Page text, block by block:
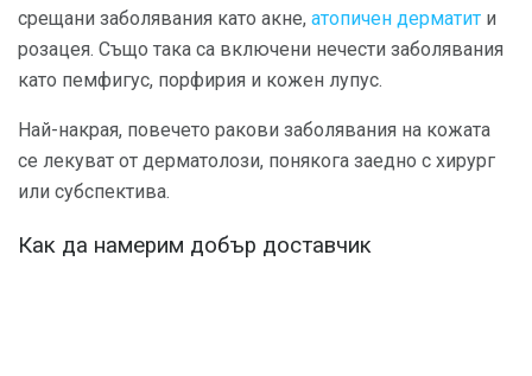
срещани заболявания като акне, атопичен дерматит и
розацея. Също така са включени нечести заболявания
като пемфигус, порфирия и кожен лупус.
Най-накрая, повечето ракови заболявания на кожата
се лекуват от дерматолози, понякога заедно с хирург
или субспектива.
Как да намерим добър доставчик